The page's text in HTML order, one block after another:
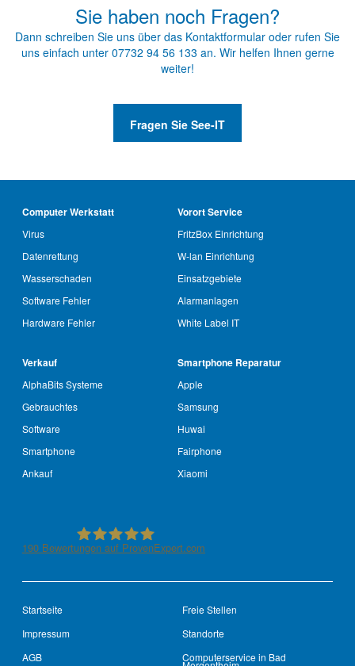
Sie haben noch Fragen?
Dann schreiben Sie uns über das Kontaktformular oder rufen Sie
uns einfach unter 07732 94 56 133 an. Wir helfen Ihnen gerne
weiter!
Fragen Sie See-IT
Computer Werkstatt
Virus
Datenrettung
Wasserschaden
Software Fehler
Hardware Fehler
Vorort Service
FritzBox Einrichtung
W-lan Einrichtung
Einsatzgebiete
Alarmanlagen
White Label IT
Verkauf
AlphaBits Systeme
Gebrauchtes
Software
Smartphone
Ankauf
Smartphone Reparatur
Apple
Samsung
Huwai
Fairphone
Xiaomi
See-IT-Service
190 Bewertungen auf ProvenExpert.com
Startseite
Impressum
AGB
Freie Stellen
Standorte
Computerservice in Bad